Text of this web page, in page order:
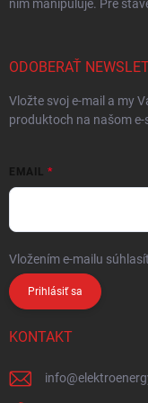
ním manipuluje. Pre
ODOBERAŤ
Vložte svoj e-mail a my
produktoch na našom e-
EMAIL
Vložením e-mailu
Prihlásiť sa
KONTAKT
info@